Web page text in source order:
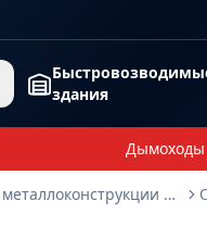
здания
Дымоходы
Опорные металлоконструкции и изделия